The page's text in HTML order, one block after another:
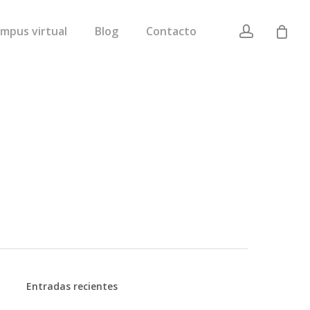
virtual Blog Contacto account
Entradas recientes